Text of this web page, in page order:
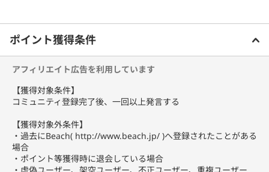
ご利用前に必ずお読みください
ポイント獲得条件
アフィリエイト広告を利用しています
【獲得対象条件】
コミュニティ登録完了後、一回以上発言する
【獲得対象外条件】
・過去にBeach( http://www.beach.jp/ )へ登録されたことがある
場合
・ポイント等獲得時に退会している場合